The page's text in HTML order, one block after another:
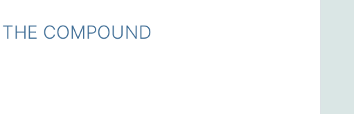
COMPOUND